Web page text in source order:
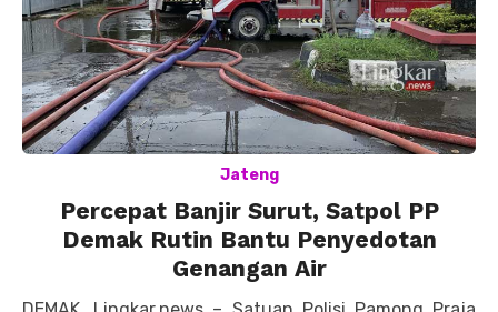
Jateng
Percepat Banjir Surut, Satpol PP
Demak Rutin Bantu Penyedotan
Genangan Air